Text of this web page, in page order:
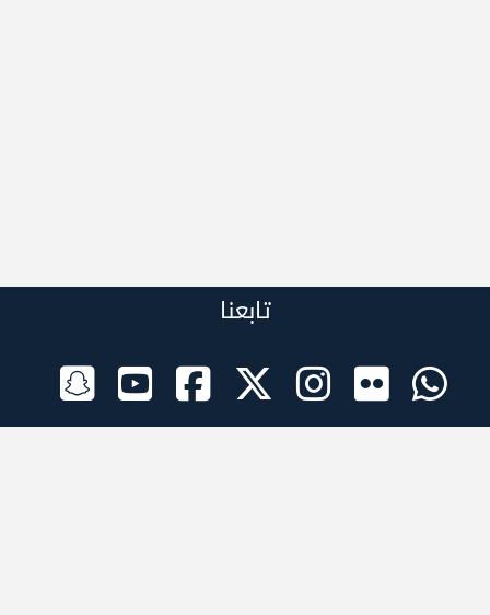
تابعنا